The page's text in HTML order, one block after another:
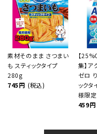
素材そのまま さつまい
も スティックタイプ
280g
745円 (税込)
【
集】ア
ゼロ
ックタ
様限定
459円